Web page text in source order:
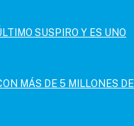
SUSPIRO Y ES UNO
MÁS DE 5 MILLONES DE